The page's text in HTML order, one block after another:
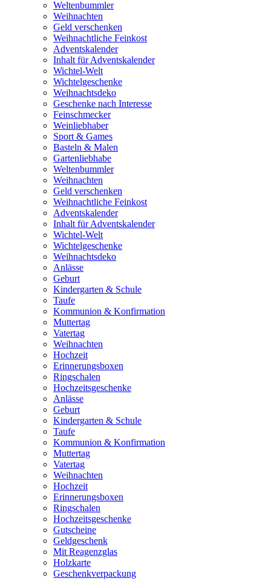
Weltenbummler
Weihnachten
Geld verschenken
Weihnachtliche Feinkost
Adventskalender
Inhalt für Adventskalender
Wichtel-Welt
Wichtelgeschenke
Weihnachtsdeko
Geschenke nach Interesse
Feinschmecker
Weinliebhaber
Sport & Games
Basteln & Malen
Gartenliebhabe
Weltenbummler
Weihnachten
Geld verschenken
Weihnachtliche Feinkost
Adventskalender
Inhalt für Adventskalender
Wichtel-Welt
Wichtelgeschenke
Weihnachtsdeko
Anlässe
Geburt
Kindergarten & Schule
Taufe
Kommunion & Konfirmation
Muttertag
Vatertag
Weihnachten
Hochzeit
Erinnerungsboxen
Ringschalen
Hochzeitsgeschenke
Anlässe
Geburt
Kindergarten & Schule
Taufe
Kommunion & Konfirmation
Muttertag
Vatertag
Weihnachten
Hochzeit
Erinnerungsboxen
Ringschalen
Hochzeitsgeschenke
Gutscheine
Geldgeschenk
Mit Reagenzglas
Holzkarte
Geschenkverpackung